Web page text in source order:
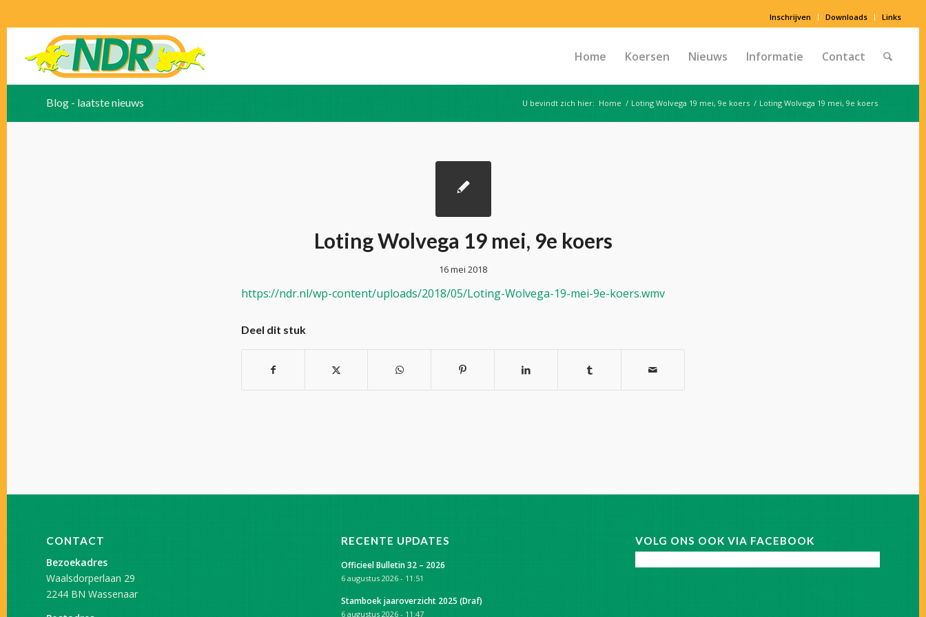
Inschrijven Downloads Links
Home Koersen Nieuws Informatie Contact
Blog - laatste nieuws U bevindt zich hier: Home / Loting Wolvega 19 mei, 9e koers / Loting Wolvega 19 mei, 9e koers
Loting Wolvega 19 mei, 9e koers
16 mei 2018
https://ndr.nl/wp-content/uploads/2018/05/Loting-Wolvega-19-mei-9e-koers.wmv
Deel dit stuk
CONTACT
Bezoekadres
Waalsdorperlaan 29
2244 BN Wassenaar
RECENTE UPDATES
Officieel Bulletin 32 – 2026
6 augustus 2026 - 11:51
Stamboek jaaroverzicht 2025 (Draf)
6 augustus 2026 - 11:47
VOLG ONS OOK VIA FACEBOOK